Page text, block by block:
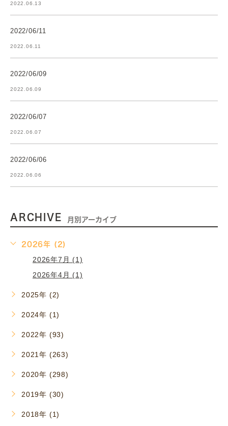
2022.06.13
2022/06/11
2022.06.11
2022/06/09
2022.06.09
2022/06/07
2022.06.07
2022/06/06
2022.06.06
ARCHIVE 月別アーカイブ
2026年 (2)
2026年7月 (1)
2026年4月 (1)
2025年 (2)
2024年 (1)
2022年 (93)
2021年 (263)
2020年 (298)
2019年 (30)
2018年 (1)